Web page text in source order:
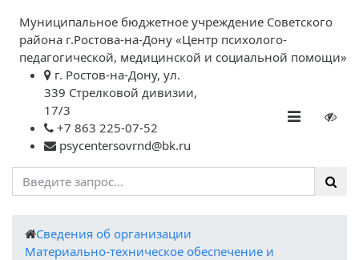
Муниципальное бюджетное учреждение Советского
района г.Ростова-на-Дону «Центр психолого-
педагогической, медицинской и социальной помощи»
г. Ростов-на-Дону, ул.
339 Стрелковой дивизии,
17/3
+7 863 225-07-52
psycentersovrnd@bk.ru
Cведения об организации
Материально-техническое обеспечение и